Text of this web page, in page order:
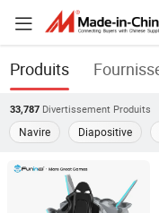
Produits
33,787 Divertissement Produits
Navire Diapositive
Zhuoyuan Co., Ltd.